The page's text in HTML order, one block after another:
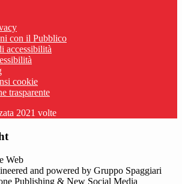
con il Pubblico
accessibilità
cookie
trasparente
2021 volte
and powered by Gruppo Spaggiari
Publishing & New Social Media